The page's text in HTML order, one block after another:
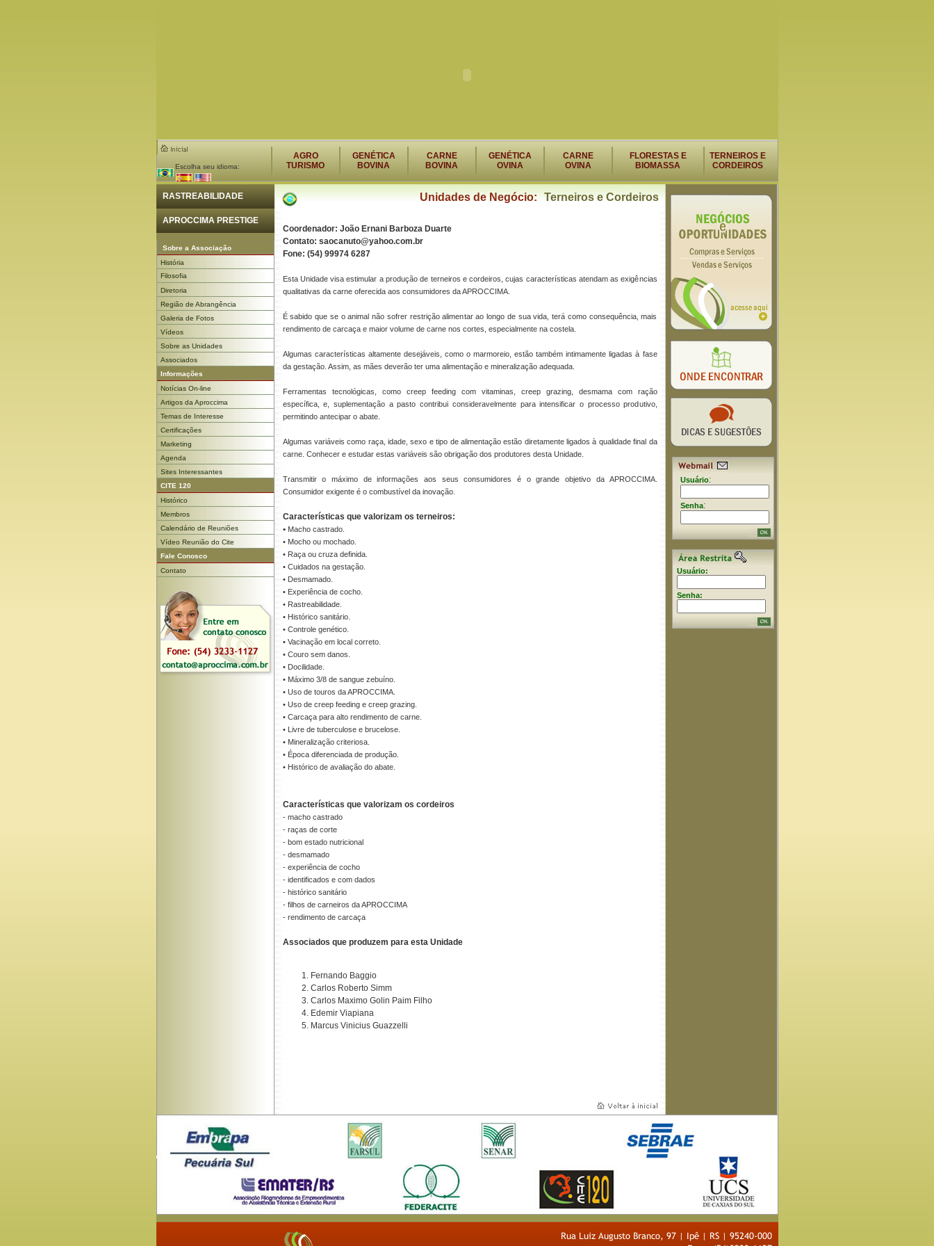
Escolha seu idioma:
AGRO
TURISMO
GENÉTICA
BOVINA
CARNE
BOVINA
GENÉTICA
OVINA
CARNE
OVINA
FLORESTAS E
BIOMASSA
TERNEIROS E
CORDEIROS
RASTREABILIDADE
APROCCIMA PRESTIGE
Sobre a Associação
História
Filosofia
Diretoria
Região de Abrangência
Galeria de Fotos
Vídeos
Sobre as Unidades
Associados
Informações
Notícias On-line
Artigos da Aproccima
Temas de Interesse
Certificações
Marketing
Agenda
Sites Interessantes
CITE 120
Histórico
Membros
Calendário de Reuniões
Vídeo Reunião do Cite
Fale Conosco
Contato
Terneiros e Cordeiros
Unidades de Negócio:
Coordenador: João Ernani Barboza Duarte
Contato: saocanuto@yahoo.com.br
Fone: (54) 99974 6287
Esta Unidade visa estimular a produção de terneiros e cordeiros, cujas características atendam as exigências
qualitativas da carne oferecida aos consumidores da APROCCIMA.
É sabido que se o animal não sofrer restrição alimentar ao longo de sua vida, terá como consequência, mais
rendimento de carcaça e maior volume de carne nos cortes, especialmente na costela.
Algumas características altamente desejáveis, como o marmoreio, estão também intimamente ligadas à fase
da gestação. Assim, as mães deverão ter uma alimentação e mineralização adequada.
Ferramentas tecnológicas, como creep feeding com vitaminas, creep grazing, desmama com ração
específica, e, suplementação a pasto contribui consideravelmente para intensificar o processo produtivo,
permitindo antecipar o abate.
Algumas variáveis como raça, idade, sexo e tipo de alimentação estão diretamente ligados à qualidade final da
carne. Conhecer e estudar estas variáveis são obrigação dos produtores desta Unidade.
Transmitir o máximo de informações aos seus consumidores é o grande objetivo da APROCCIMA.
Consumidor exigente é o combustível da inovação.
Características que valorizam os terneiros:
• Macho castrado.
• Mocho ou mochado.
• Raça ou cruza definida.
• Cuidados na gestação.
• Desmamado.
• Experiência de cocho.
• Rastreabilidade.
• Histórico sanitário.
• Controle genético.
• Vacinação em local correto.
• Couro sem danos.
• Docilidade.
• Máximo 3/8 de sangue zebuíno.
• Uso de touros da APROCCIMA.
• Uso de creep feeding e creep grazing.
• Carcaça para alto rendimento de carne.
• Livre de tuberculose e brucelose.
• Mineralização criteriosa.
• Época diferenciada de produção.
• Histórico de avaliação do abate.
Características que valorizam os cordeiros
- macho castrado
- raças de corte
- bom estado nutricional
- desmamado
- experiência de cocho
- identificados e com dados
- histórico sanitário
- filhos de carneiros da APROCCIMA
- rendimento de carcaça
Associados que produzem para esta Unidade
Fernando Baggio
Carlos Roberto Simm
Carlos Maximo Golin Paim Filho
Edemir Viapiana
Marcus Vinicius Guazzelli
Usuário:
Senha:
Usuário:
Senha: